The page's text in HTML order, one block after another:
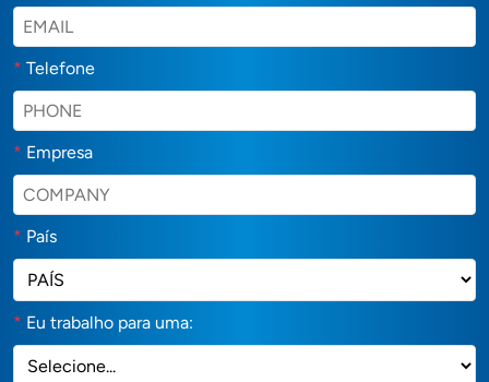
* Telefone
* Empresa
* País
* Eu trabalho para uma: